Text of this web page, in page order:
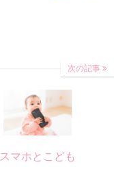
次の記事
スマホとこども